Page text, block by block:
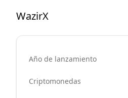
WazirX
Año de lanzamiento
Criptomonedas